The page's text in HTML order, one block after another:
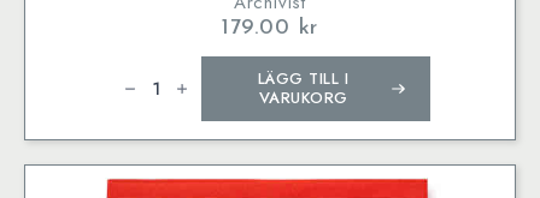
179.00 kr
Long
LÄGG TILL I
VARUKORG